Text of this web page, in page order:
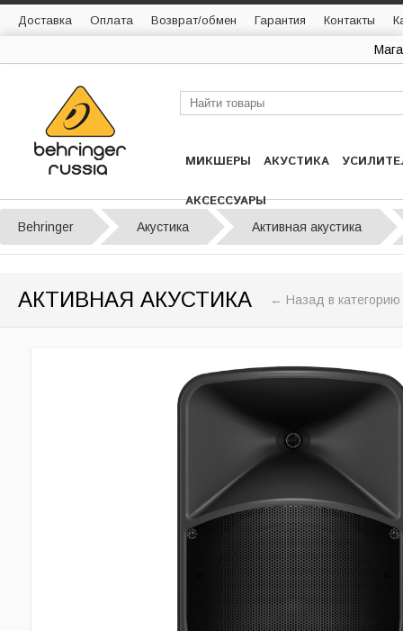
Доставка Оплата Возврат/обмен Гарантия Контакты
МИКШЕРЫ АКУСТИКА
АКСЕССУАРЫ
Behringer Акустика Активная акустика
АКТИВНАЯ АКУСТИКА ← Назад в категорию